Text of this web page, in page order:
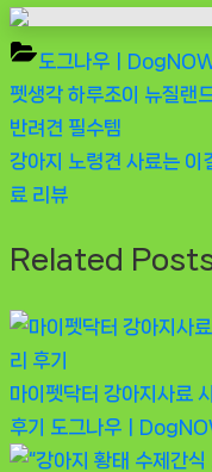
도그나우ㅣ
글
탐
색
Previous
Post:
펫생각 하루조이 뉴질랜
반려견 필수템
Next
Post:
강아지 노령견 사료는 이
료 리뷰
Related
마이펫닥터 강아지사료
후기
도그나우ㅣ